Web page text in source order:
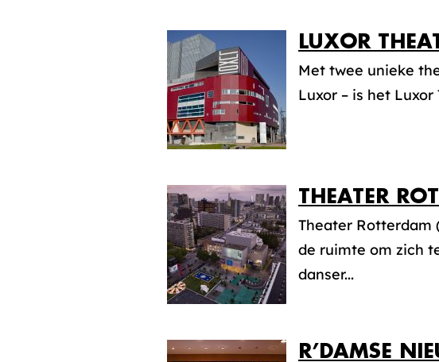
LUXOR
Met twee unieke
Luxor – is het
THEATER
Theater Rotterdam
de ruimte om zich
danser...
R’DAMSE